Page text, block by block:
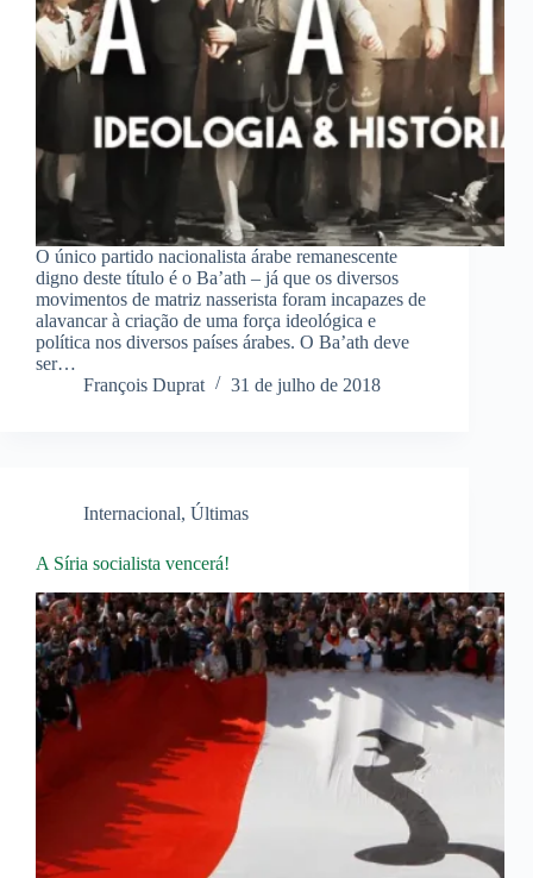
O único partido nacionalista árabe remanescente
digno deste título é o Ba’ath – já que os diversos
movimentos de matriz nasserista foram incapazes de
alavancar à criação de uma força ideológica e
política nos diversos países árabes. O Ba’ath deve
ser…
François Duprat
31 de julho de 2018
Internacional, Últimas
A Síria socialista vencerá!